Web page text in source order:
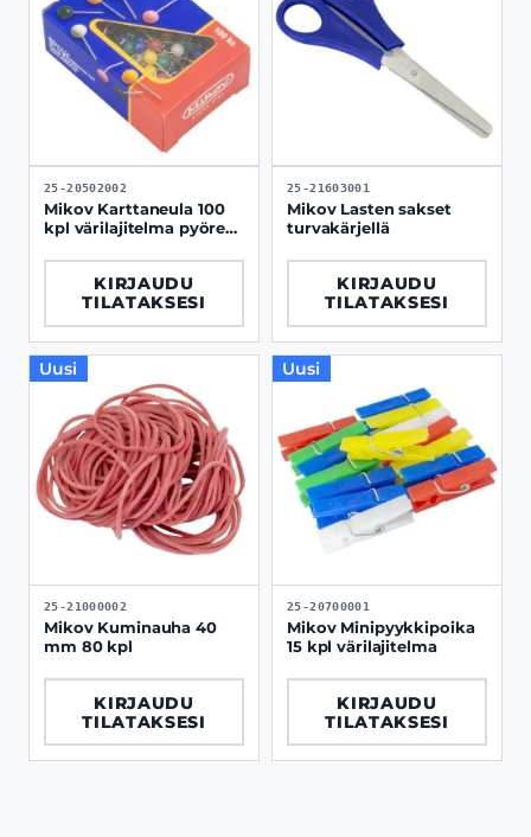
25-20502002
Mikov Karttaneula 100
kpl värilajitelma pyöreä
KIRJAUDU
TILATAKSESI
25-21603001
Mikov Lasten sakset
turvakärjellä
KIRJAUDU
TILATAKSESI
Uusi
25-21000002
Mikov Kuminauha 40
mm 80 kpl
KIRJAUDU
TILATAKSESI
Uusi
25-20700001
Mikov Minipyykkipoika
15 kpl värilajitelma
KIRJAUDU
TILATAKSESI